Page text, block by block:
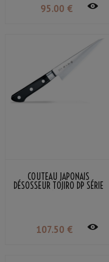
95.00 €
COUTEAU JAPONAIS
DÉSOSSEUR TOJIRO DP SÉRIE
107.50 €